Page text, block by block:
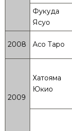
Фукуда
Ясуо
2008 Асо Таро
2009
Хатояма
Юкио